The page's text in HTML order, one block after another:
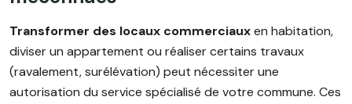
Transformer des locaux commerciauxen habitation,
diviser un appartement ou réaliser certains travaux
(ravalement, surélévation) peut nécessiter une
autorisation du service spécialisé de votre commune. Ces